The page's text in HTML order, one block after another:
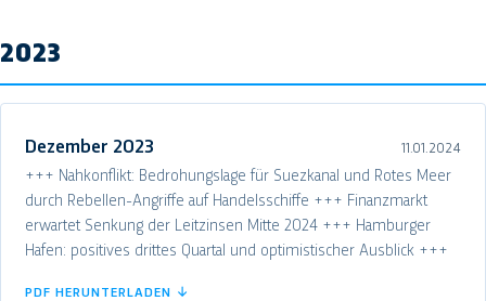
2023
Dezember 2023 11.01.2024
+++ Nahkonflikt: Bedrohungslage für Suezkanal und Rotes Meer
durch Rebellen-Angriffe auf Handelsschiffe +++ Finanzmarkt
erwartet Senkung der Leitzinsen Mitte 2024 +++ Hamburger
Hafen: positives drittes Quartal und optimistischer Ausblick +++
PDF HERUNTERLADEN ↓